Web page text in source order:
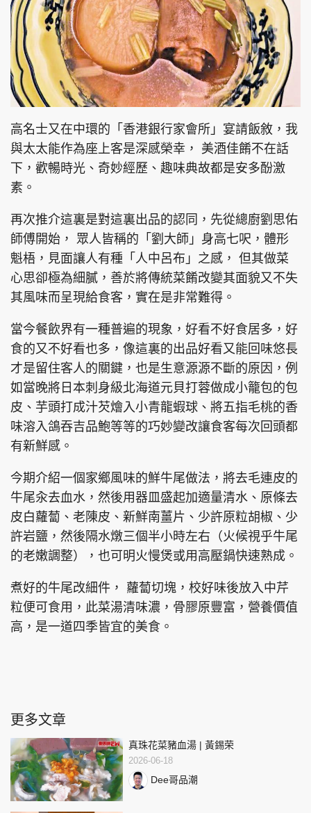
PCM 電腦廣場 星島頭條 星島日報
頭條搵工 EDUPLUS
隱私政策聲明
Copyright © 東周網 版權所有 . 不得轉載
高名士又在中環的「香港銀行家會所」宴請飯敘，我
與太太能作為座上客是深感榮幸， 美酒佳餚不在話
下，歡暢時光、奇妙經歷、趣味典故都是安多酚激
素。
再次推介這裏是對這裏出品的認同，先從總廚劉思佑
師傅開始， 眾人皆稱的「劉大師」身高七呎，體形
魁梧，見面讓人有種「人中呂布」之感， 但其做菜
心思卻極為細膩，善於將傳統菜餚改變其面貌又不失
其風味而呈現給食客，實在是非常難得。
當今餐飲界有一種普遍的現象，好看不好食居多，好
食的又不好看也多，像這裏的出品好看又能回味悠長
才是留住客人的關鍵，也是生意源源不斷的原因，例
如當晚將日本刺身級北海道元貝打蓉做成小籠包的包
皮、芋頭打成汁芡燴入小青龍蝦球、將五指毛桃的香
味溶入鴿吞吉品鮑等等的巧妙變改讓食客每次回頭都
有新鮮感。
今期介紹一個家鄉風味的鮮牛尾做法，將去毛連皮的
牛尾汆去血水，然後用器皿盛起加適量清水、原條去
皮白蘿蔔、老陳皮、新鮮南薑片、少許原粒胡椒、少
許岩鹽，然後隔水燉三個半小時左右（火候視乎牛尾
的老嫩調整），也可明火慢煲或用高壓鍋快速熟成。
煮好的牛尾改細件， 蘿蔔切塊，校好味後放入中芹
粒便可食用，此菜湯清味濃，骨膠原豐富，營養價值
高，是一道四季皆宜的美食。
更多文章
真珠花菜豬血湯 | 黃錫荣
2026-06-18
Dee哥品潮